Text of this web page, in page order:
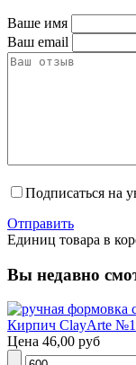
Ваше имя
Ваш email
Подписаться на
Отправить
Единиц товара в
Вы недавно
Кирпич ClayArte
Цена 46,00 руб